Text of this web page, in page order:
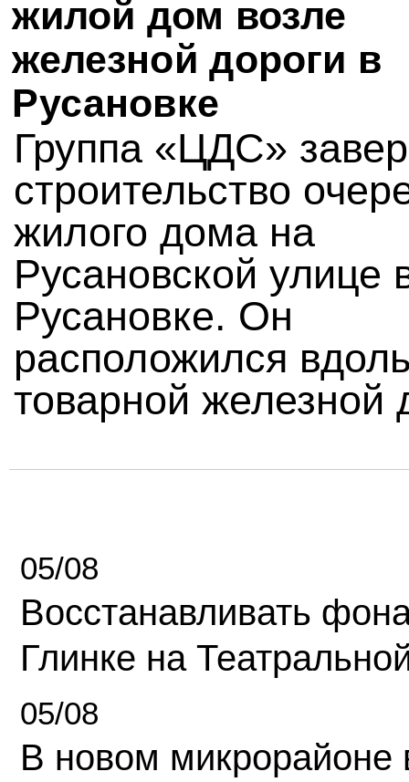
жилой дом возле
железной дороги в
Русановке
Группа «ЦДС»
строительство
жилого дома на
Русановской улице
Русановке. Он
расположился
товарной железной
05/08
Восстанавливать
Глинке на
05/08
В новом микрорайоне